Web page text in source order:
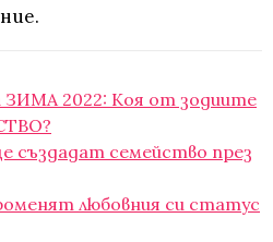
ЗИМА 2022: Коя от зодиите
създадат семейство през
любовния си статус